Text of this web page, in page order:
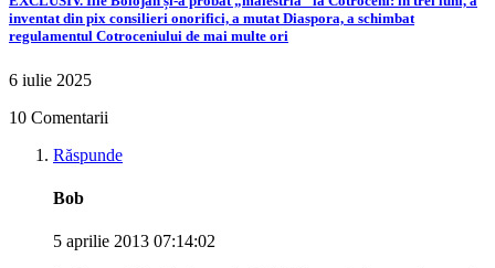
inventat din pix consilieri onorifici, a mutat Diaspora, a schimbat
regulamentul Cotroceniului de mai multe ori
6 iulie 2025
10 Comentarii
Răspunde
Bob
5 aprilie 2013 07:14:02